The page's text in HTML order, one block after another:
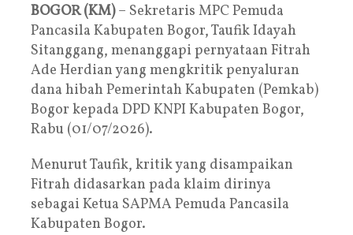
BOGOR (KM)– Sekretaris MPC Pemuda
Pancasila Kabupaten Bogor, Taufik Idayah
Sitanggang, menanggapi pernyataan Fitrah
Ade Herdian yang mengkritik penyaluran
dana hibah Pemerintah Kabupaten (Pemkab)
Bogor kepada DPD KNPI Kabupaten Bogor,
Rabu (01/07/2026).
Menurut Taufik, kritik yang disampaikan
Fitrah didasarkan pada klaim dirinya
sebagai Ketua SAPMA Pemuda Pancasila
Kabupaten Bogor.